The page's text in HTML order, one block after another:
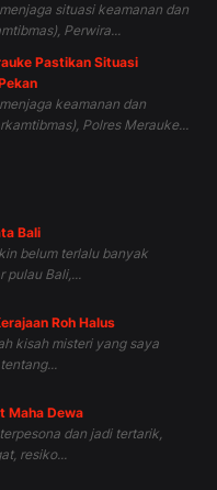
situasi keamanan dan
Perwira...
Pastikan Situasi
keamanan dan
Polres Merauke...
Bali
belum terlalu banyak
pulau Bali,...
Roh Halus
kisah misteri yang saya
Maha Dewa
dan jadi tertarik,
resiko...